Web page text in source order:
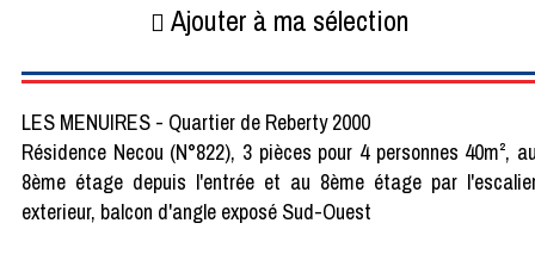
Ajouter à ma sélection
LES MENUIRES - Quartier de Reberty 2000
Résidence Necou (N°822), 3 pièces pour 4 personnes 40m²,
8ème étage depuis l'entrée et au 8ème étage par
exterieur, balcon d'angle exposé Sud-Ouest